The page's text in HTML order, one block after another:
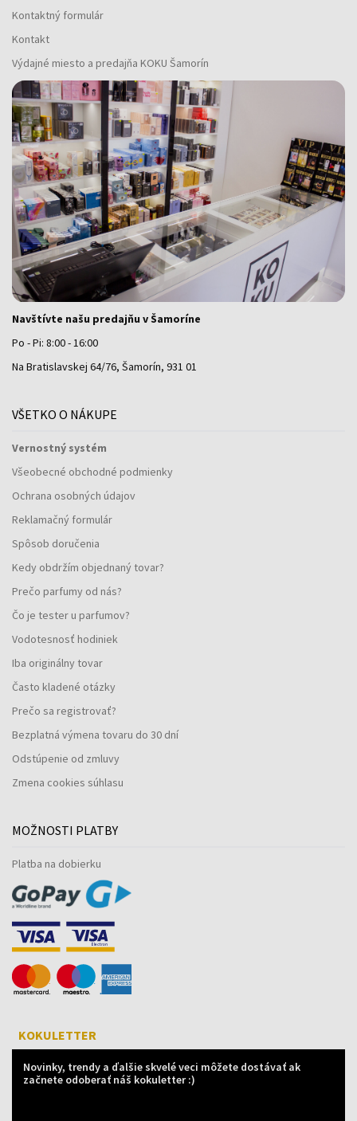
Kontaktný formulár
Kontakt
Výdajné miesto a predajňa KOKU Šamorín
Navštívte našu predajňu v Šamoríne
Po - Pi: 8:00 - 16:00
Na Bratislavskej 64/76, Šamorín, 931 01
VŠETKO O NÁKUPE
Vernostný systém
Všeobecné obchodné podmienky
Ochrana osobných údajov
Reklamačný formulár
Spôsob doručenia
Kedy obdržím objednaný tovar?
Prečo parfumy od nás?
Čo je tester u parfumov?
Vodotesnosť hodiniek
Iba originálny tovar
Často kladené otázky
Prečo sa registrovať?
Bezplatná výmena tovaru do 30 dní
Odstúpenie od zmluvy
Zmena cookies súhlasu
MOŽNOSTI PLATBY
Platba na dobierku
KOKULETTER
Novinky, trendy a ďalšie skvelé veci môžete dostávať ak
začnete odoberať náš kokuletter :)